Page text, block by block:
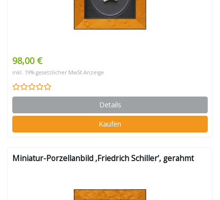
98,00 €
inkl. 19% gesetzlicher MwSt.Anzeige
Details
Kaufen
Miniatur-Porzellanbild ‚Friedrich Schiller‘, gerahmt